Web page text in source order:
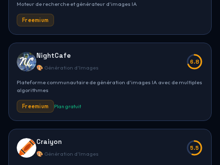
Moteur de recherche et générateur d'images IA
Freemium
NightCafe
🎨 Génération d'Images
6.8
Plateforme communautaire de génération d'images IA avec de multiples
algorithmes
Freemium Plan gratuit
Craiyon
🎨 Génération d'Images
5.5